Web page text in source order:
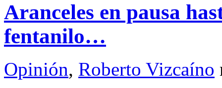
Aranceles en pausa
fentanilo…
Opinión, Roberto Vizcaíno